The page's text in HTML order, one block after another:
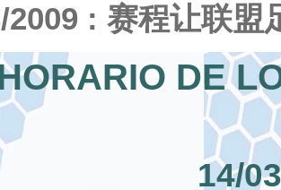
2009 : 赛程让联盟
DE
14/